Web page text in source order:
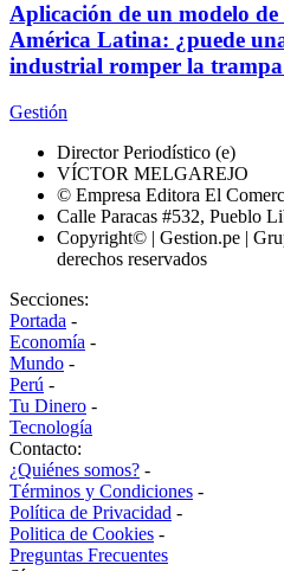
Aplicación de un modelo de
América Latina: ¿puede
industrial romper la trampa
Gestión
Director Periodístico (e)
VÍCTOR MELGAREJO
© Empresa Editora El
Calle Paracas #532, Pueblo
Copyright© | Gestion.pe |
derechos reservados
Secciones:
Portada -
Economía -
Mundo -
Perú -
Tu Dinero -
Tecnología
Contacto:
¿Quiénes somos? -
Términos y Condiciones -
Política de Privacidad -
Politica de Cookies -
Preguntas Frecuentes